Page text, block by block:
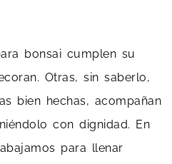
bonsai cumplen su
Otras, sin saberlo,
bien hechas, acompañan
con dignidad. En
para llenar